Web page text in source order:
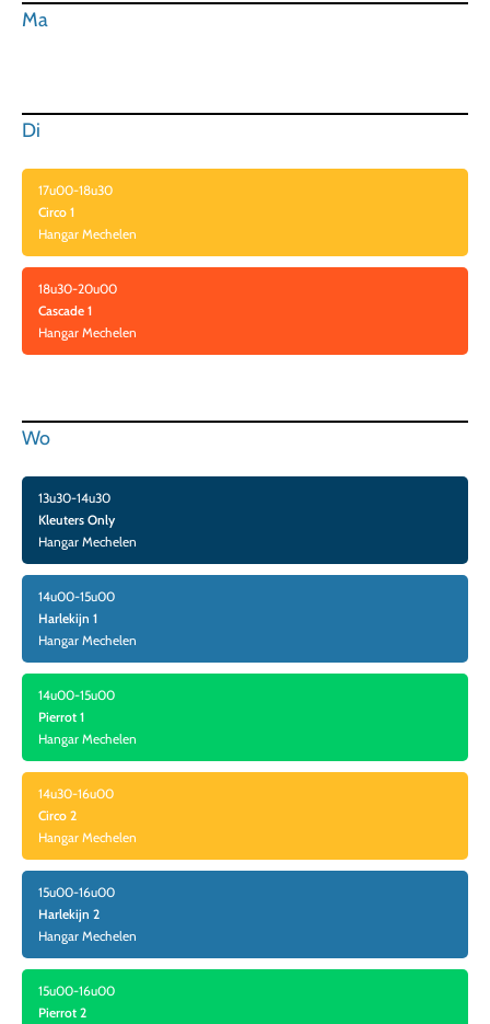
Ma
Di
17u00-18u30
Circo 1
Hangar Mechelen
18u30-20u00
Cascade 1
Hangar Mechelen
Wo
13u30-14u30
Kleuters Only
Hangar Mechelen
14u00-15u00
Harlekijn 1
Hangar Mechelen
14u00-15u00
Pierrot 1
Hangar Mechelen
14u30-16u00
Circo 2
Hangar Mechelen
15u00-16u00
Harlekijn 2
Hangar Mechelen
15u00-16u00
Pierrot 2